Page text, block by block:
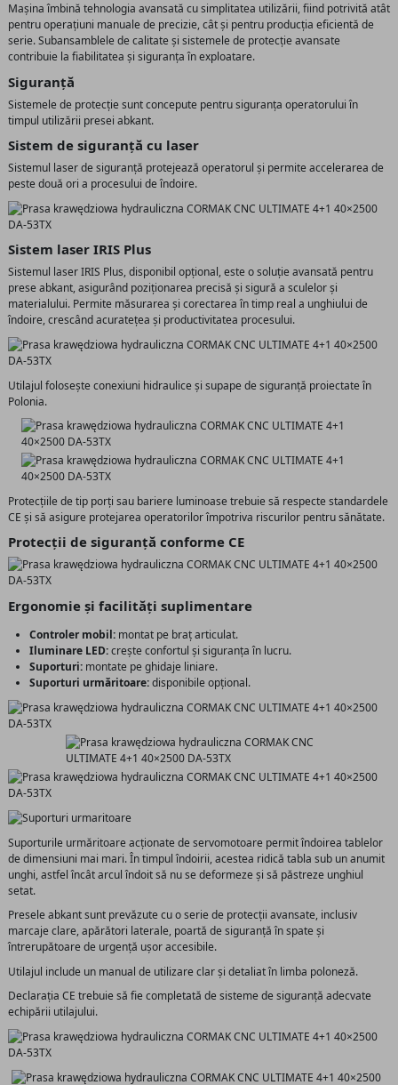
Mașina îmbină tehnologia avansată cu simplitatea utilizării, fiind potrivită atât
pentru operațiuni manuale de precizie, cât și pentru producția eficientă de
serie. Subansamblele de calitate și sistemele de protecție avansate
contribuie la fiabilitatea și siguranța în exploatare.
Siguranță
Sistemele de protecție sunt concepute pentru siguranța operatorului în
timpul utilizării presei abkant.
Sistem de siguranță cu laser
Sistemul laser de siguranță protejează operatorul și permite accelerarea de
peste două ori a procesului de îndoire.
Sistem laser IRIS Plus
Sistemul laser IRIS Plus, disponibil opțional, este o soluție avansată pentru
prese abkant, asigurând poziționarea precisă și sigură a sculelor și
materialului. Permite măsurarea și corectarea în timp real a unghiului de
îndoire, crescând acuratețea și productivitatea procesului.
Utilajul folosește conexiuni hidraulice și supape de siguranță proiectate în
Polonia.
Protecțiile de tip porți sau bariere luminoase trebuie să respecte standardele
CE și să asigure protejarea operatorilor împotriva riscurilor pentru sănătate.
Protecții de siguranță conforme CE
Ergonomie și facilități suplimentare
Controler mobil: montat pe braț articulat.
Iluminare LED:crește confortul și siguranța în lucru.
Suporturi: montate pe ghidaje liniare.
Suporturi urmăritoare:disponibile opțional.
Suporturile urmăritoare acționate de servomotoare permit îndoirea tablelor
de dimensiuni mai mari. În timpul îndoirii, acestea ridică tabla sub un anumit
unghi, astfel încât arcul îndoit să nu se deformeze și să păstreze unghiul
setat.
Presele abkant sunt prevăzute cu o serie de protecții avansate, inclusiv
marcaje clare, apărători laterale, poartă de siguranță în spate și
întrerupătoare de urgență ușor accesibile.
Utilajul include un manual de utilizare clar și detaliat în limba poloneză.
Declarația CE trebuie să fie completată de sisteme de siguranță adecvate
echipării utilajului.